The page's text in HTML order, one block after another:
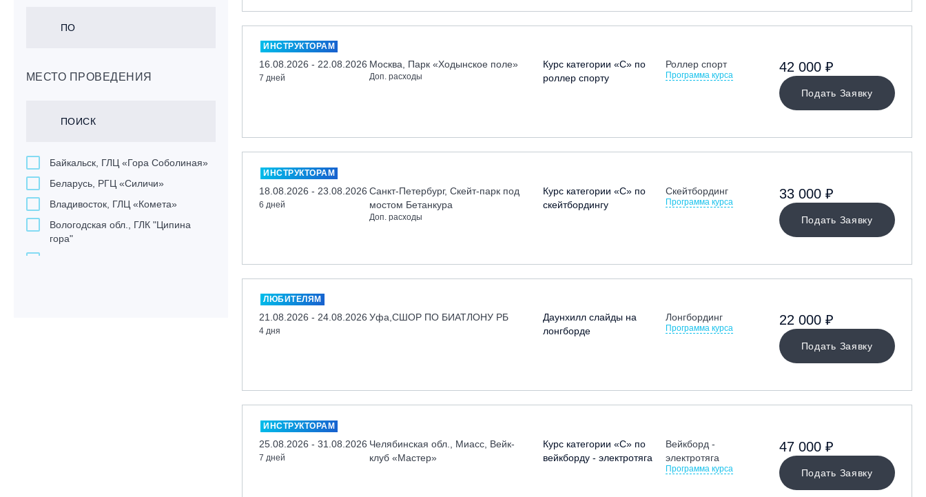
МЕСТО ПРОВЕДЕНИЯ
Байкальск, ГЛЦ «Гора Соболиная»
Беларусь, РГЦ «Силичи»
Владивосток, ГЛЦ «Комета»
Вологодская обл., ГЛК "Ципина
гора"
ИНСТРУКТОРАМ
16.08.2026 - 22.08.2026
7 дней
Москва, Парк «Ходынское поле»
Доп. расходы
Курс категории «С» по
роллер спорту
Роллер спорт
Программа курса
Подать Заявку
42 000 ₽
ИНСТРУКТОРАМ
18.08.2026 - 23.08.2026
6 дней
Санкт-Петербург, Скейт-парк под
мостом Бетанкура
Доп. расходы
Курс категории «С» по
скейтбордингу
Скейтбординг
Программа курса
Подать Заявку
33 000 ₽
ЛЮБИТЕЛЯМ
21.08.2026 - 24.08.2026
4 дня
Уфа,СШОР ПО БИАТЛОНУ РБ
Даунхилл слайды на
лонгборде
Лонгбординг
Программа курса
Подать Заявку
22 000 ₽
ИНСТРУКТОРАМ
25.08.2026 - 31.08.2026
7 дней
Челябинская обл., Миасс, Вейк-
клуб «Мастер»
Курс категории «С» по
вейкборду - электротяга
Вейкборд -
электротяга
Программа курса Подать Заявку
47 000 ₽